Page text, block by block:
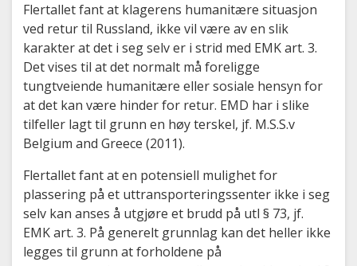
Flertallet fant at klagerens humanitære situasjon
ved retur til Russland, ikke vil være av en slik
karakter at det i seg selv er i strid med EMK art. 3.
Det vises til at det normalt må foreligge
tungtveiende humanitære eller sosiale hensyn for
at det kan være hinder for retur. EMD har i slike
tilfeller lagt til grunn en høy terskel, jf. M.S.S.v
Belgium and Greece (2011).
Flertallet fant at en potensiell mulighet for
plassering på et uttransporteringssenter ikke i seg
selv kan anses å utgjøre et brudd på utl § 73, jf.
EMK art. 3. På generelt grunnlag kan det heller ikke
legges til grunn at forholdene på